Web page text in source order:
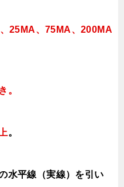
25MA、75MA、200MA
。
。
水平線（実線）を引い